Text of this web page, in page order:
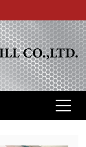
(จำกัด)